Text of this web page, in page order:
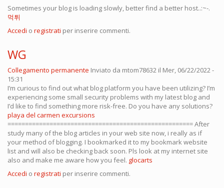
Sometimes your blog is loading slowly, better find a better host..:~-.
먹튀
Accedi o registrati per inserire commenti.
WG
Collegamento permanente Inviato da mtom78632 il Mer, 06/22/2022 -
15:31
I’m curious to find out what blog platform you have been utilizing? I’m
experiencing some small security problems with my latest blog and
I’d like to find something more risk-free. Do you have any solutions?
playa del carmen excursions
===================================================== After
study many of the blog articles in your web site now, i really as if
your method of blogging. I bookmarked it to my bookmark website
list and will also be checking back soon. Pls look at my internet site
also and make me aware how you feel. glocarts
Accedi o registrati per inserire commenti.